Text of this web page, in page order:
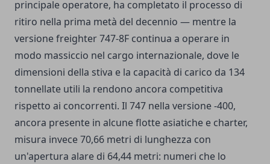
principale operatore, ha completato il processo di
ritiro nella prima metà del decennio — mentre la
versione freighter 747-8F continua a operare in
modo massiccio nel cargo internazionale, dove le
dimensioni della stiva e la capacità di carico da 134
tonnellate utili la rendono ancora competitiva
rispetto ai concorrenti. Il 747 nella versione -400,
ancora presente in alcune flotte asiatiche e charter,
misura invece 70,66 metri di lunghezza con
un'apertura alare di 64,44 metri: numeri che lo